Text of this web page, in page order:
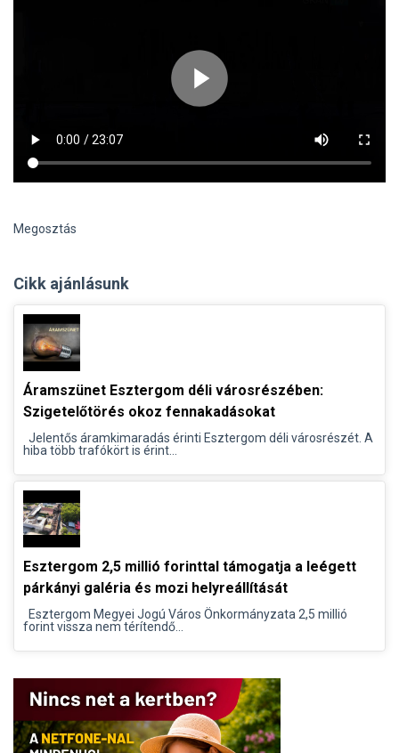
Megosztás
Cikk ajánlásunk
Áramszünet Esztergom déli városrészében:
Szigetelőtörés okoz fennakadásokat
Jelentős áramkimaradás érinti Esztergom déli városrészét. A
hiba több trafókört is érint...
Esztergom 2,5 millió forinttal támogatja a leégett
párkányi galéria és mozi helyreállítását
Esztergom Megyei Jogú Város Önkormányzata 2,5 millió
forint vissza nem térítendő...